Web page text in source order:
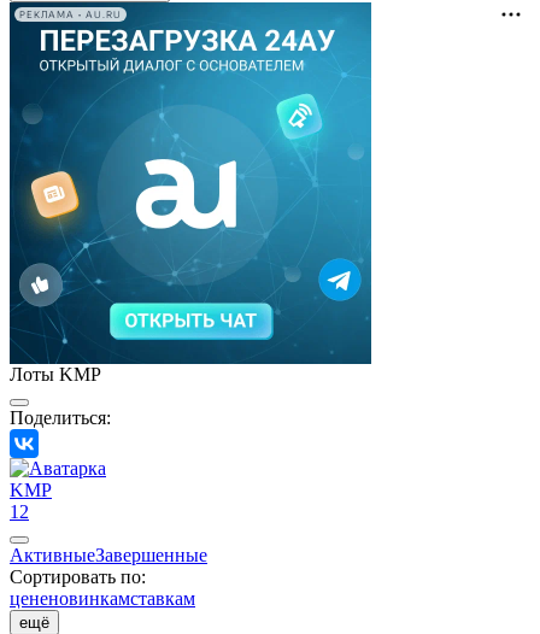
РЕКЛАМА • AU.RU
Лоты KMP
Поделиться:
KMP
12
АктивныеЗавершенные
Сортировать по:
цененовинкамставкам
ещё